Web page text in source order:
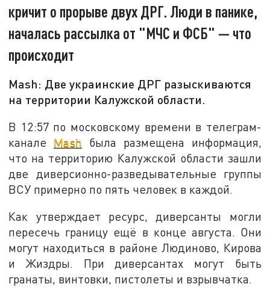
кричит о прорыве двух ДРГ. Люди в панике,
началась рассылка от "МЧС и ФСБ" — что
происходит
Mash: Две украинские ДРГ разыскиваются
на территории Калужской области.
В 12:57 по московскому времени в телеграм-
канале Mash была размещена информация,
что на территорию Калужской области зашли
две диверсионно-разведывательные группы
ВСУ примерно по пять человек в каждой.
Как утверждает ресурс, диверсанты могли
пересечь границу ещё в конце августа. Они
могут находиться в районе Людиново, Кирова
и Жиздры. При диверсантах могут быть
гранаты, винтовки, пистолеты и взрывчатка.